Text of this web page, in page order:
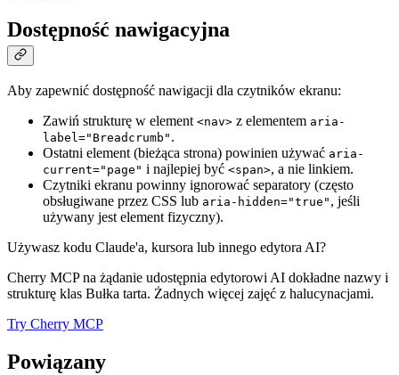
Dostępność nawigacyjna
Aby zapewnić dostępność nawigacji dla czytników ekranu:
Zawiń strukturę w element <nav> z elementem aria-
label="Breadcrumb" .
Ostatni element (bieżąca strona) powinien używać aria-
current="page" i najlepiej być <span>, a nie linkiem.
Czytniki ekranu powinny ignorować separatory (często
obsługiwane przez CSS lub aria-hidden="true" , jeśli
używany jest element fizyczny).
Używasz kodu Claude'a, kursora lub innego edytora AI?
Cherry MCP na żądanie udostępnia edytorowi AI dokładne nazwy i
strukturę klas Bułka tarta. Żadnych więcej zajęć z halucynacjami.
Try Cherry MCP
Powiązany